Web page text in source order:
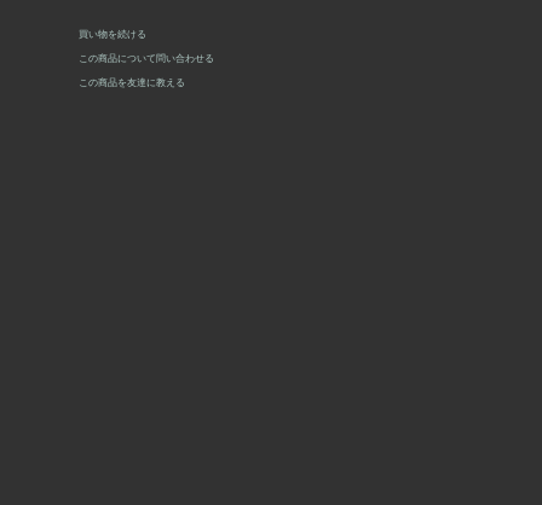
買い物を続ける
この商品について問い合わせる
この商品を友達に教える